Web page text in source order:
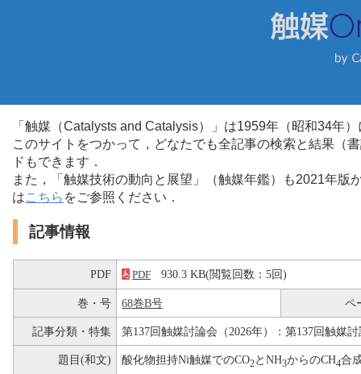
「触媒（Catalysts and Catalysis）」は1959年（昭和34年
このサイトをつかって，どなたでも全記事の検索と結果（
ドもできます．
また，「触媒技術の動向と展望」（触媒年鑑）も2021年
はこちら をご参照ください．
記事情報
PDF PDF 930.3 KB(閲覧回数：5回)
巻・号 68巻B号 ペ
記事分類・特集 第137回触媒討論会（2026年）：第137回触媒
題目(和文) 酸化物担持Ni触媒でのCO2とNH3からのCH4合